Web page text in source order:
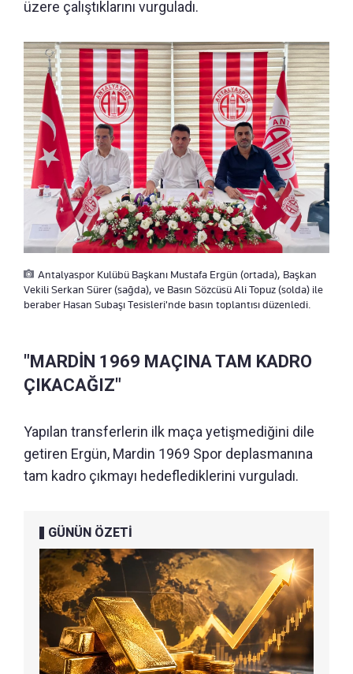
üzere çalıştıklarını vurguladı.
Antalyaspor Kulübü Başkanı Mustafa Ergün (ortada), Başkan
Vekili Serkan Sürer (sağda), ve Basın Sözcüsü Ali Topuz (solda) ile
beraber Hasan Subaşı Tesisleri'nde basın toplantısı düzenledi.
"MARDİN 1969 MAÇINA TAM KADRO
ÇIKACAĞIZ"
Yapılan transferlerin ilk maça yetişmediğini dile
getiren Ergün, Mardin 1969 Spor deplasmanına
tam kadro çıkmayı hedeflediklerini vurguladı.
GÜNÜN ÖZETİ